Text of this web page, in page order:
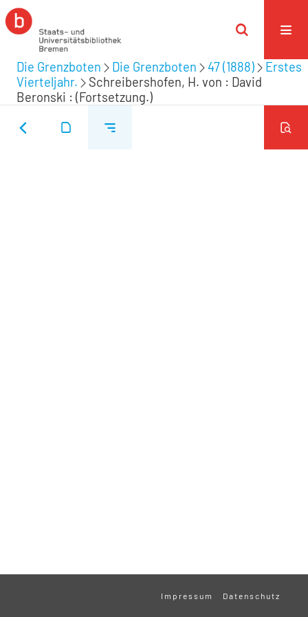
Die Grenzboten Die Grenzboten 47 (1888)
Erstes
Vierteljahr.
Schreibershofen, H. von : David
Beronski : (Fortsetzung.)
Impressum Datenschutz